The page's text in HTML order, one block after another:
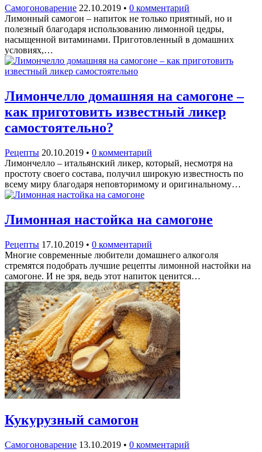
Самогоноварение 22.10.2019 • 0 комментарий
Лимонный самогон – напиток не только приятный, но и
полезный благодаря использованию лимонной цедры,
насыщенной витаминами. Приготовленный в домашних
условиях,…
Лимончелло домашняя на самогоне –
как приготовить известный ликер
самостоятельно?
Рецепты 20.10.2019 • 0 комментарий
Лимончелло – итальянский ликер, который, несмотря на
простоту своего состава, получил широкую известность по
всему миру благодаря неповторимому и оригинальному…
Лимонная настойка на самогоне
Рецепты 17.10.2019 • 0 комментарий
Многие современные любители домашнего алкоголя
стремятся подобрать лучшие рецепты лимонной настойки на
самогоне. И не зря, ведь этот напиток ценится…
Кукурузный самогон
Самогоноварение 13.10.2019 • 0 комментарий